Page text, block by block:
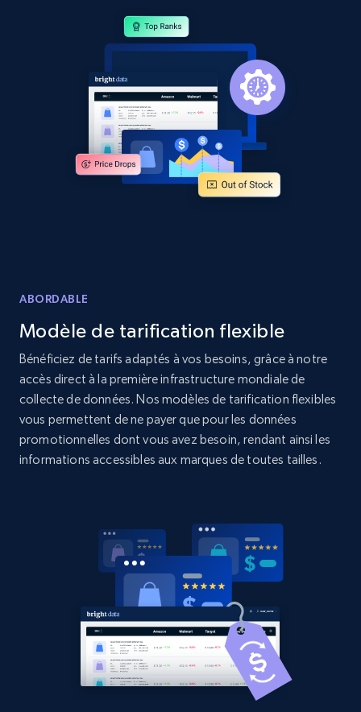
Title, Seller name, Brand, Description, Initial
price, Currency, Availability, Reviews count, and
375+ Commencer
Amazon products global dataset - Collect
products from Brands URLs
2.1K+
Home Depot US
URL, Domain, Country code, Model number,
Sku, Product id, Product name, Manufacturer,
and more.
Home Depot US - Gather data on products
using specified keywords
URL, Domain, Country code, Model number,
Sku, Product id, Product name, Manufacturer,
and more.
2.1K+ 353+ Commencer
ABORDABLE
Modèle de tarification flexible
Bénéficiez de tarifs adaptés à vos besoins, grâce à notre
accès direct à la première infrastructure mondiale de
collecte de données. Nos modèles de tarification flexibles
vous permettent de ne payer que pour les données
promotionnelles dont vous avez besoin, rendant ainsi les
informations accessibles aux marques de toutes tailles.